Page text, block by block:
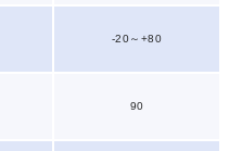
-20～+80
90